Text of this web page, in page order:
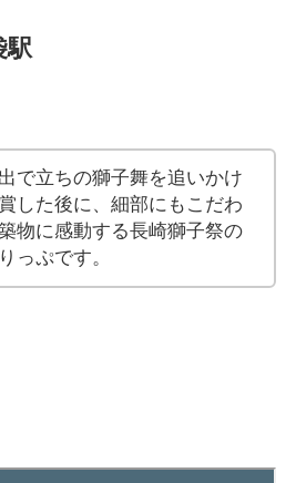
駅
で立ちの獅子舞を追いかけ
した後に、細部にもこだわ
物に感動する長崎獅子祭の
っぷです。